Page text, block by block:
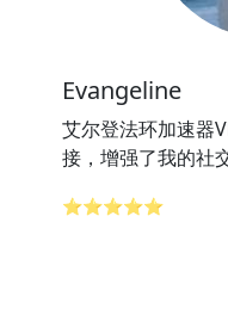
Evangeline
艾尔登法环加速器
接，增强了我的社
⭐⭐⭐⭐⭐